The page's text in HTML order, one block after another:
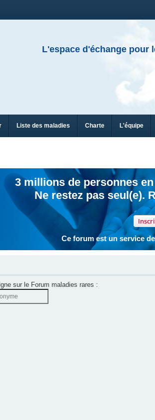
L'espace d'échange pour
Liste des maladies Charte L'équipe
3 millions de personnes
Ne restez pas seul(e).
Ce forum est un service
sur le Forum maladies rares :